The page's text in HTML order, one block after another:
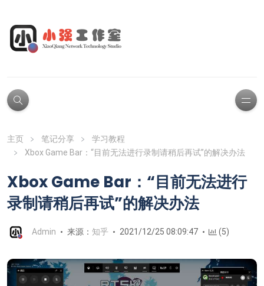
主页 笔记分享
学习教程
Xbox Game Bar：“目前无法进行录制请稍后再试”的解决办法
Xbox Game Bar：“目前无法进行
录制请稍后再试”的解决办法
Admin 来源： 知乎 2021/12/25 08:09:47 (5)